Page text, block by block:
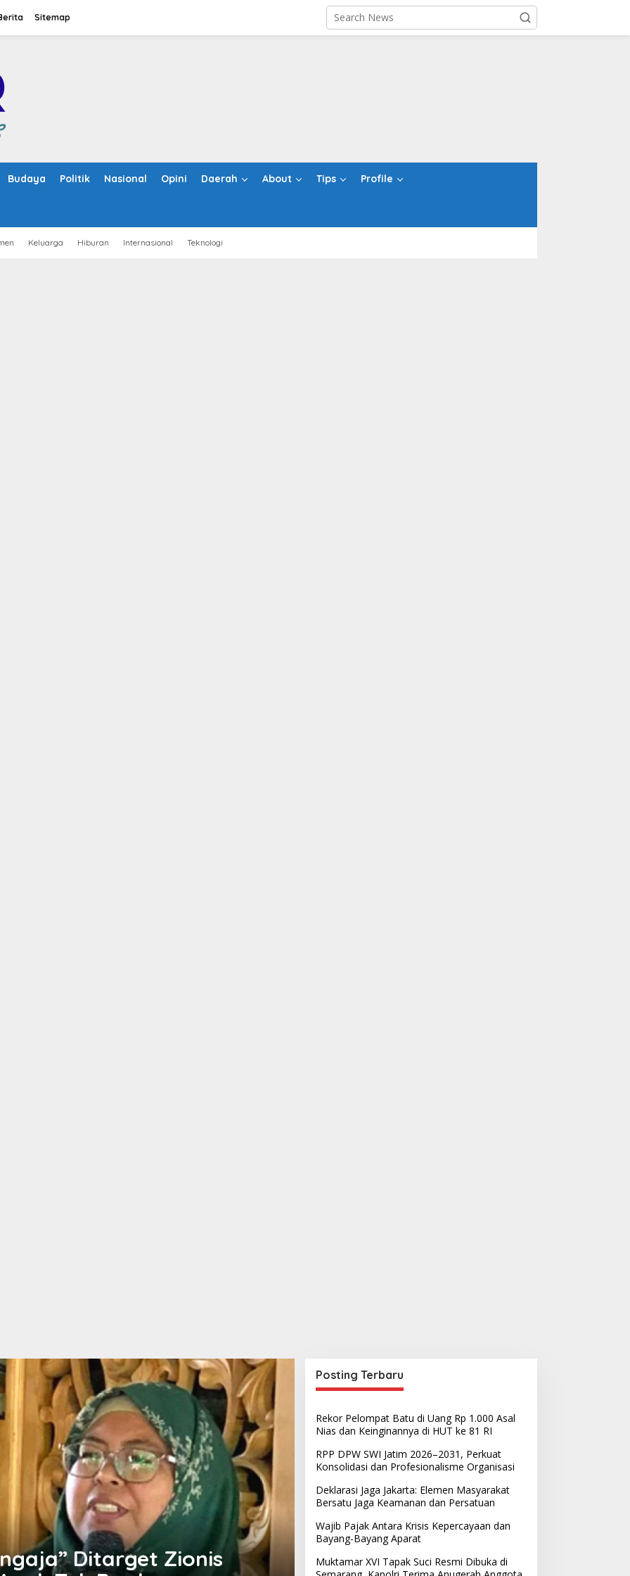
Sitemap
Budaya Politik Nasional Opini Daerah About Tips Profile
Keluarga Hiburan Internasional Teknologi
Ditarget Zionis
Berita
BBM Langka dan Antrean
Posting Terbaru
Rekor Pelompat Batu di Uang Rp 1.000 Asal
Nias dan Keinginannya di HUT ke 81 RI
RPP DPW SWI Jatim 2026–2031, Perkuat
Konsolidasi dan Profesionalisme Organisasi
Deklarasi Jaga Jakarta: Elemen Masyarakat
Bersatu Jaga Keamanan dan Persatuan
Wajib Pajak Antara Krisis Kepercayaan dan
Bayang-Bayang Aparat
Muktamar XVI Tapak Suci Resmi Dibuka di